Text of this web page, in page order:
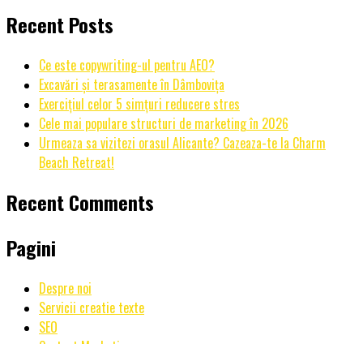
Recent Posts
Ce este copywriting-ul pentru AEO?
Excavări și terasamente în Dâmbovița
Exercițiul celor 5 simțuri reducere stres
Cele mai populare structuri de marketing în 2026
Urmeaza sa vizitezi orasul Alicante? Cazeaza-te la Charm
Beach Retreat!
Recent Comments
Pagini
Despre noi
Servicii creatie texte
SEO